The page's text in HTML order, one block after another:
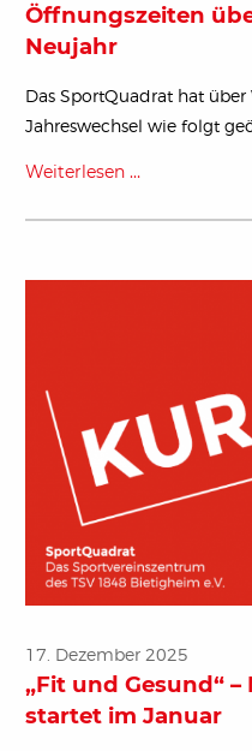
Öffnungszeiten
Neujahr
Das SportQuadrat hat
Jahreswechsel wie folgt
Weiterlesen …
17. Dezember 2025
„Fit und Gesund“
startet im Januar